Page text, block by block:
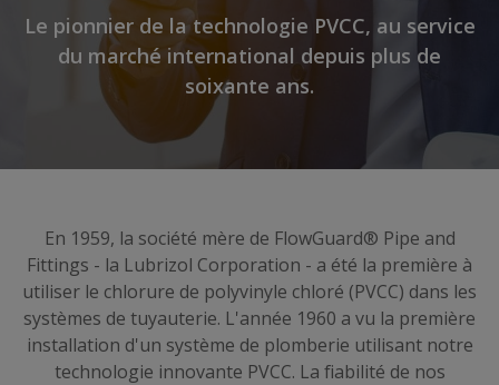
Le pionnier de la technologie PVCC, au service
du marché international depuis plus de
soixante ans.
En 1959, la société mère de FlowGuard® Pipe and
Fittings - la Lubrizol Corporation - a été la première à
utiliser le chlorure de polyvinyle chloré (PVCC) dans les
systèmes de tuyauterie. L'année 1960 a vu la première
installation d'un système de plomberie utilisant notre
technologie innovante PVCC. La fiabilité de nos